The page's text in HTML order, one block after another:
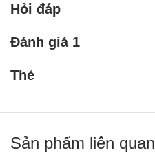
Hỏi đáp
Đánh giá 1
Thẻ
Sản phẩm liên quan